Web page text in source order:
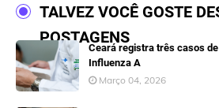
TALVEZ VOCÊ GOSTE
POSTAGENS
Ceará registra três casos
Influenza A
Março 04, 2026